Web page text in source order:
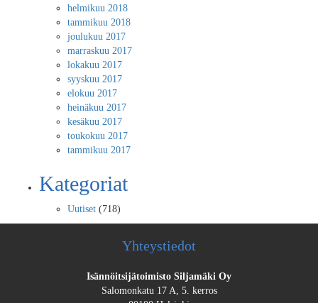
helmikuu 2018
tammikuu 2018
joulukuu 2017
marraskuu 2017
lokakuu 2017
syyskuu 2017
elokuu 2017
heinäkuu 2017
kesäkuu 2017
toukokuu 2017
tammikuu 2017
Kategoriat
Uutiset (718)
Yhteystiedot
Isännöitsijätoimisto Siljamäki Oy
Salomonkatu 17 A, 5. kerros